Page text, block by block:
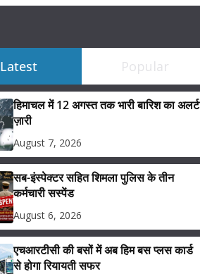
Latest Popular
हिमाचल में 12 अगस्त तक भारी बारिश का अलर्ट
ज़ारी
August 7, 2026
सब-इंस्पेक्टर सहित शिमला पुलिस के तीन
कर्मचारी सस्पेंड
August 6, 2026
एचआरटीसी की बसों में अब हिम बस प्लस कार्ड
से होगा रियायती सफर